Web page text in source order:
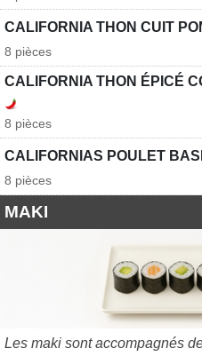
CALIFORNIA THON CUIT
8 pièces
CALIFORNIA THON ÉPICÉ
8 pièces
CALIFORNIAS POULET
8 pièces
MAKI
Les maki sont accompagnés